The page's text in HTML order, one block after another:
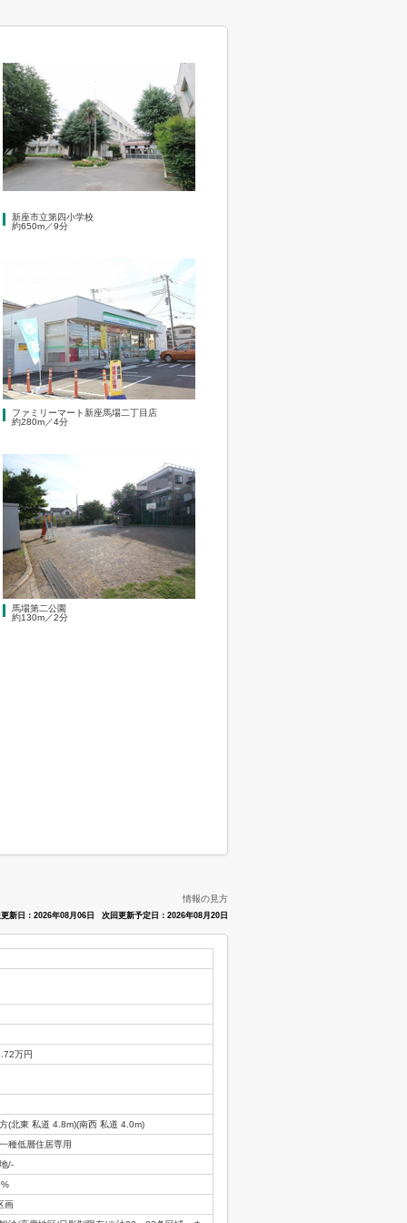
新座市立第四小学校
約650m／9分
ファミリーマート新座馬場二丁目店
約280m／4分
馬場第二公園
約130m／2分
情報の見方
新日：2026年08月06日 次回更新予定日：2026年08月20日
万円
(北東 私道 4.8m)(南西 私道 4.0m)
種低層住居専用
/-
画